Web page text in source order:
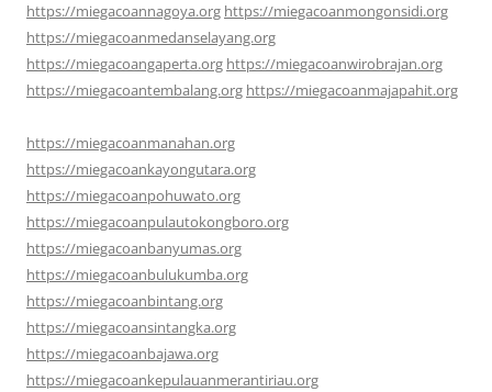
https://miegacoannagoya.org https://miegacoanmongonsidi.org
https://miegacoanmedanselayang.org
https://miegacoangaperta.org https://miegacoanwirobrajan.org
https://miegacoantembalang.org https://miegacoanmajapahit.org
https://miegacoanmanahan.org
https://miegacoankayongutara.org
https://miegacoanpohuwato.org
https://miegacoanpulautokongboro.org
https://miegacoanbanyumas.org
https://miegacoanbulukumba.org
https://miegacoanbintang.org
https://miegacoansintangka.org
https://miegacoanbajawa.org
https://miegacoankepulauanmerantiriau.org